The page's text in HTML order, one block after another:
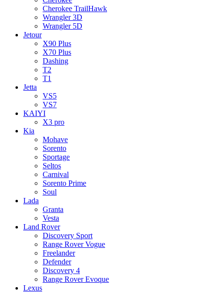
Cherokee TrailHawk
Wrangler 3D
Wrangler 5D
Jetour
X90 Plus
X70 Plus
Dashing
T2
T1
Jetta
VS5
VS7
KAIYI
X3 pro
Kia
Mohave
Sorento
Sportage
Seltos
Carnival
Sorento Prime
Soul
Lada
Granta
Vesta
Land Rover
Discovery Sport
Range Rover Vogue
Freelander
Defender
Discovery 4
Range Rover Evoque
Lexus